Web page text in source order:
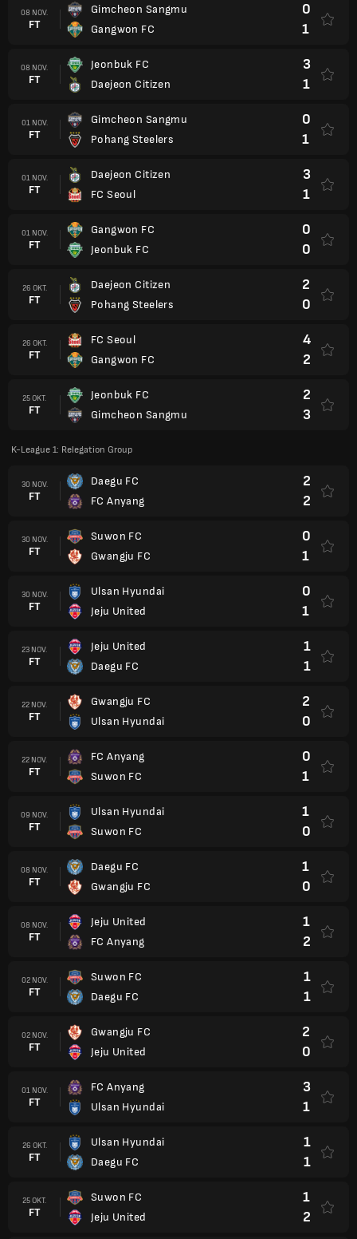
08 NOV.
FT
Gimcheon Sangmu
Gangwon FC
0
1
08 NOV.
FT
Jeonbuk FC
Daejeon Citizen
3
1
01 NOV.
FT
Gimcheon Sangmu
Pohang Steelers
0
1
01 NOV.
FT
Daejeon Citizen
FC Seoul
3
1
01 NOV.
FT
Gangwon FC
Jeonbuk FC
0
0
26 OKT.
FT
Daejeon Citizen
Pohang Steelers
2
0
26 OKT.
FT
FC Seoul
Gangwon FC
4
2
25 OKT.
FT
Jeonbuk FC
Gimcheon Sangmu
2
3
K-League 1: Relegation Group
30 NOV.
FT
Daegu FC
FC Anyang
2
2
30 NOV.
FT
Suwon FC
Gwangju FC
0
1
30 NOV.
FT
Ulsan Hyundai
Jeju United
0
1
23 NOV.
FT
Jeju United
Daegu FC
1
1
22 NOV.
FT
Gwangju FC
Ulsan Hyundai
2
0
22 NOV.
FT
FC Anyang
Suwon FC
0
1
09 NOV.
FT
Ulsan Hyundai
Suwon FC
1
0
08 NOV.
FT
Daegu FC
Gwangju FC
1
0
08 NOV.
FT
Jeju United
FC Anyang
1
2
02 NOV.
FT
Suwon FC
Daegu FC
1
1
02 NOV.
FT
Gwangju FC
Jeju United
2
0
01 NOV.
FT
FC Anyang
Ulsan Hyundai
3
1
26 OKT.
FT
Ulsan Hyundai
Daegu FC
1
1
25 OKT.
FT
Suwon FC
Jeju United
1
2